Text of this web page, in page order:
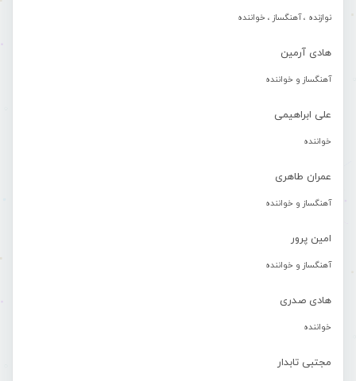
نوازنده ، آهنگساز ، خواننده
هادی آرمین
آهنگساز و خواننده
علی ابراهیمی
خواننده
عمران طاهری
آهنگساز و خواننده
امین پرور
آهنگساز و خواننده
هادی صدری
خواننده
مجتبی تابدار